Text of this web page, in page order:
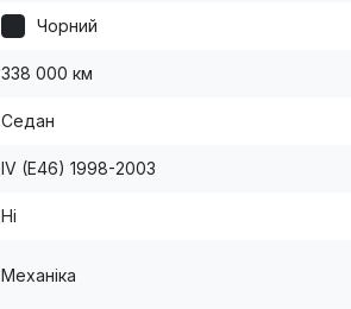
Чорний
338 000 км
Седан
IV (E46) 1998-2003
Ні
Механіка